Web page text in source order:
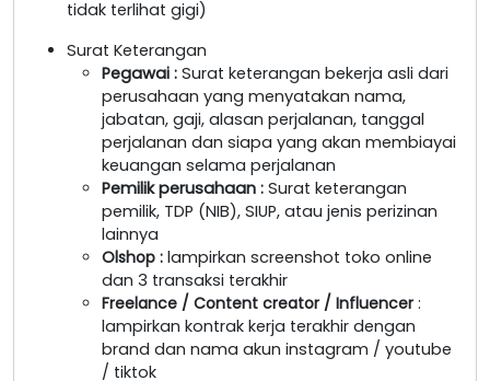
tidak terlihat gigi)
Surat Keterangan
Pegawai : Surat keterangan bekerja asli dari
perusahaan yang menyatakan nama,
jabatan, gaji, alasan perjalanan, tanggal
perjalanan dan siapa yang akan membiayai
keuangan selama perjalanan
Pemilik perusahaan : Surat keterangan
pemilik, TDP (NIB), SIUP, atau jenis perizinan
lainnya
Olshop : lampirkan screenshot toko online
dan 3 transaksi terakhir
Freelance / Content creator / Influencer :
lampirkan kontrak kerja terakhir dengan
brand dan nama akun instagram / youtube
/ tiktok